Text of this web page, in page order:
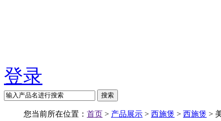
登录
搜索
您当前所在位置： 首页 > 产品展示 > 西施煲 > 西施煲 >